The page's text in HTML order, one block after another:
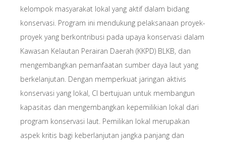
kelompok masyarakat lokal yang aktif dalam bidang
konservasi. Program ini mendukung pelaksanaan proyek-
proyek yang berkontribusi pada upaya konservasi dalam
Kawasan Kelautan Perairan Daerah (KKPD) BLKB, dan
mengembangkan pemanfaatan sumber daya laut yang
berkelanjutan. Dengan memperkuat jaringan aktivis
konservasi yang lokal, CI bertujuan untuk membangun
kapasitas dan mengembangkan kepemilikian lokal dari
program konservasi laut. Pemilikan lokal merupakan
aspek kritis bagi keberlanjutan jangka panjang dan